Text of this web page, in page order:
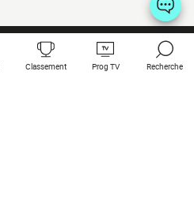
Classement Prog TV Recherche